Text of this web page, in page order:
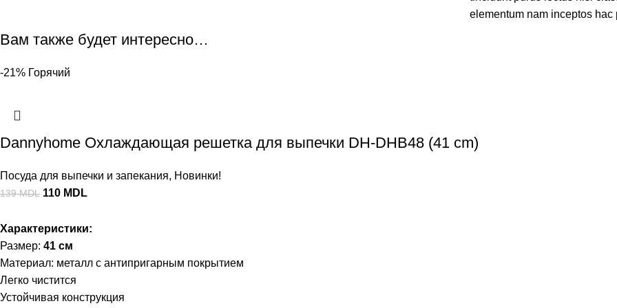
elementum nam inceptos
Вам также будет интересно…
-21% Горячий
Dannyhome Охлаждающая решетка для выпечки DH-DHB48 (41 cm)
Посуда для выпечки и запекания, Новинки!
139MDL 110 MDL
Характеристики:
Размер: 41 см
Материал: металл с антипригарным покрытием
Легко чистится
Устойчивая конструкция